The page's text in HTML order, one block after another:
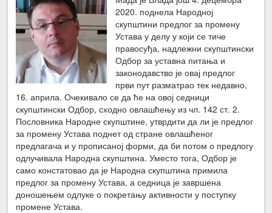
2020. поднела Народној
скупштини предлог за промену
Устава у делу у који се тиче
правосуђа, надлежни скупштински
Одбор за уставна питања и
законодавство је овај предлог
први пут разматрао тек недавно,
16. априла. Очекивало се да ће на овој седници
скупштински Одбор, сходно овлашћењу из чл. 142 ст. 2.
Пословника Народне скупштине, утврдити да ли је предлог
за промену Устава поднет од стране овлашћеног
предлагача и у прописаној форми, да би потом о предлогу
одлучивала Народна скупштина. Уместо тога, Одбор је
само констатовао да је Народна скупштина примила
предлог за промену Устава, а седница је завршена
доношењем одлуке о покретању активности у поступку
промене Устава.